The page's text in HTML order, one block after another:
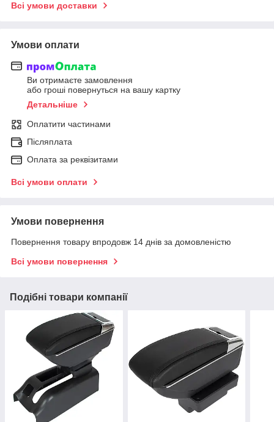
Всі умови доставки
Умови оплати
Ви отримаєте замовлення
або гроші повернуться на вашу картку
Детальніше
Оплатити частинами
Післяплата
Оплата за реквізитами
Всі умови оплати
Умови повернення
Повернення товару впродовж 14 днів за домовленістю
Всі умови повернення
Подібні товари компанії